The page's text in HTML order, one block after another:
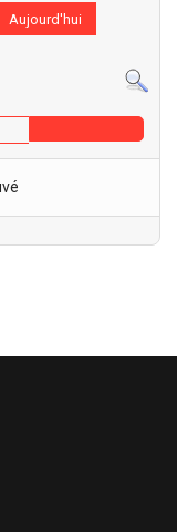
Aujourd'hui